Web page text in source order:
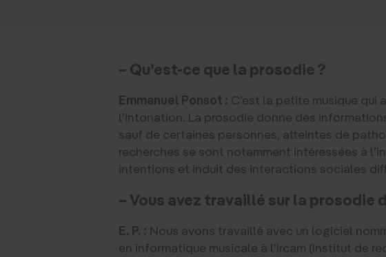
– Qu’est-ce que la prosodie ?
Emmanuel Ponsot : C’est la petite musique qui
l’intonation. La prosodie donne des
sauf de certaines personnes, atteintes de
recherches se sont notamment intéressées à
intentions et induit des interactions sociales
– Vous avez travaillé sur la prosodie
E. P. : Nous avons travaillé avec un logiciel
en informatique musicale à l’Ircam (Institut de